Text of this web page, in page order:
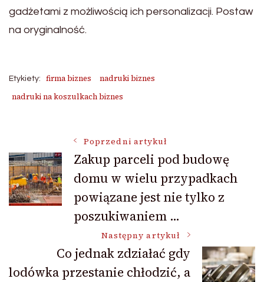
gadżetami z możliwością ich personalizacji. Postaw
na oryginalność.
Etykiety: firma biznes
nadruki biznes
nadruki na koszulkach biznes
Nawigacja
wpisu
Poprzedni artykuł
Zakup parceli pod budowę
domu w wielu przypadkach
powiązane jest nie tylko z
poszukiwaniem …
Następny artykuł
Co jednak zdziałać gdy
lodówka przestanie chłodzić, a